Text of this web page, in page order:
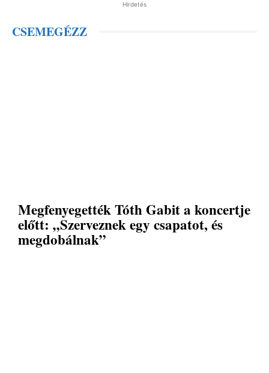
Hirdetés
CSEMEGÉZZ
Megfenyegették Tóth Gabit a koncertje
előtt: „Szerveznek egy csapatot, és
megdobálnak”